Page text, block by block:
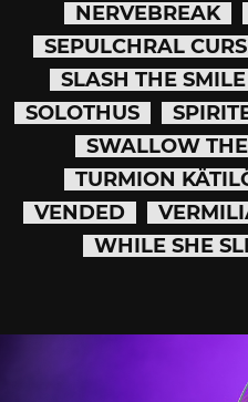
NERVEBREAK
SEPULCHRAL
SLASH THE SMILE
SOLOTHUS
SWALLOW
TURMION
VENDED
WHILE SHE